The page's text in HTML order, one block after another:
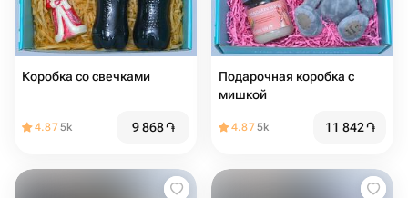
Коробка со свечками
4.875k 9 868֏
Подарочная коробка с
мишкой
4.875k 11 842֏